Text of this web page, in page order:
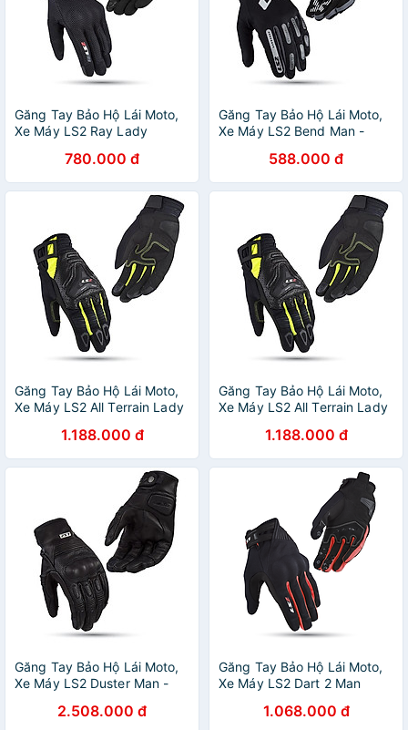
Găng Tay Bảo Hộ Lái Moto,
Xe Máy LS2 Ray Lady
780.000 đ
Găng Tay Bảo Hộ Lái Moto,
Xe Máy LS2 Bend Man -
588.000 đ
Găng Tay Bảo Hộ Lái Moto,
Xe Máy LS2 All Terrain Lady
1.188.000 đ
Găng Tay Bảo Hộ Lái Moto,
Xe Máy LS2 All Terrain Lady
1.188.000 đ
Găng Tay Bảo Hộ Lái Moto,
Xe Máy LS2 Duster Man -
2.508.000 đ
Găng Tay Bảo Hộ Lái Moto,
Xe Máy LS2 Dart 2 Man
1.068.000 đ